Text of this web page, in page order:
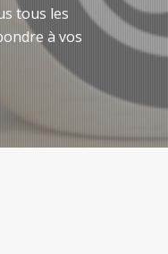
tous les
à vos